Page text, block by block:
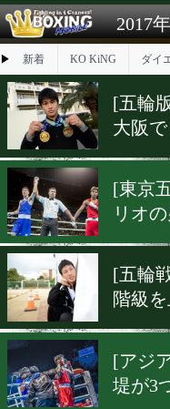
試合日程 試合結
新着 KO KiNG
[五
大
[東
[五